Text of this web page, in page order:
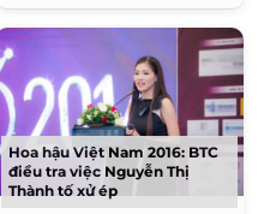
Hoa hậu Việt Nam 2016: BTC
điều tra việc Nguyễn Thị
Thành tố xử ép